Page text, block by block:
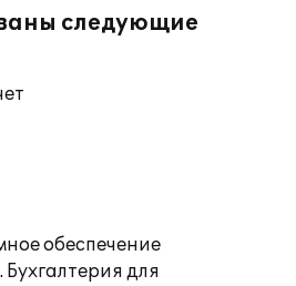
следующие
обеспечение
для